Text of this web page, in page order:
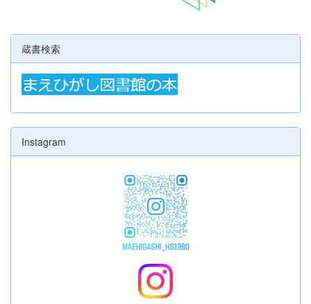
蔵書検索
Instagram